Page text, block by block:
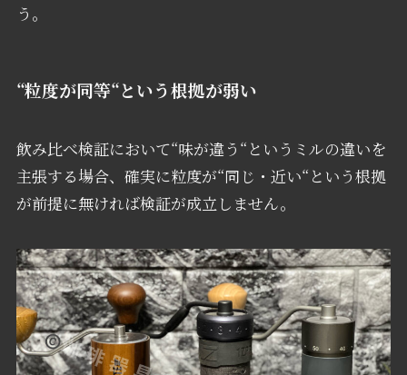
う。
“粒度が同等“という根拠が弱い
飲み比べ検証において“味が違う“というミルの違いを
主張する場合、確実に粒度が“同じ・近い“という根拠
が前提に無ければ検証が成立しません。